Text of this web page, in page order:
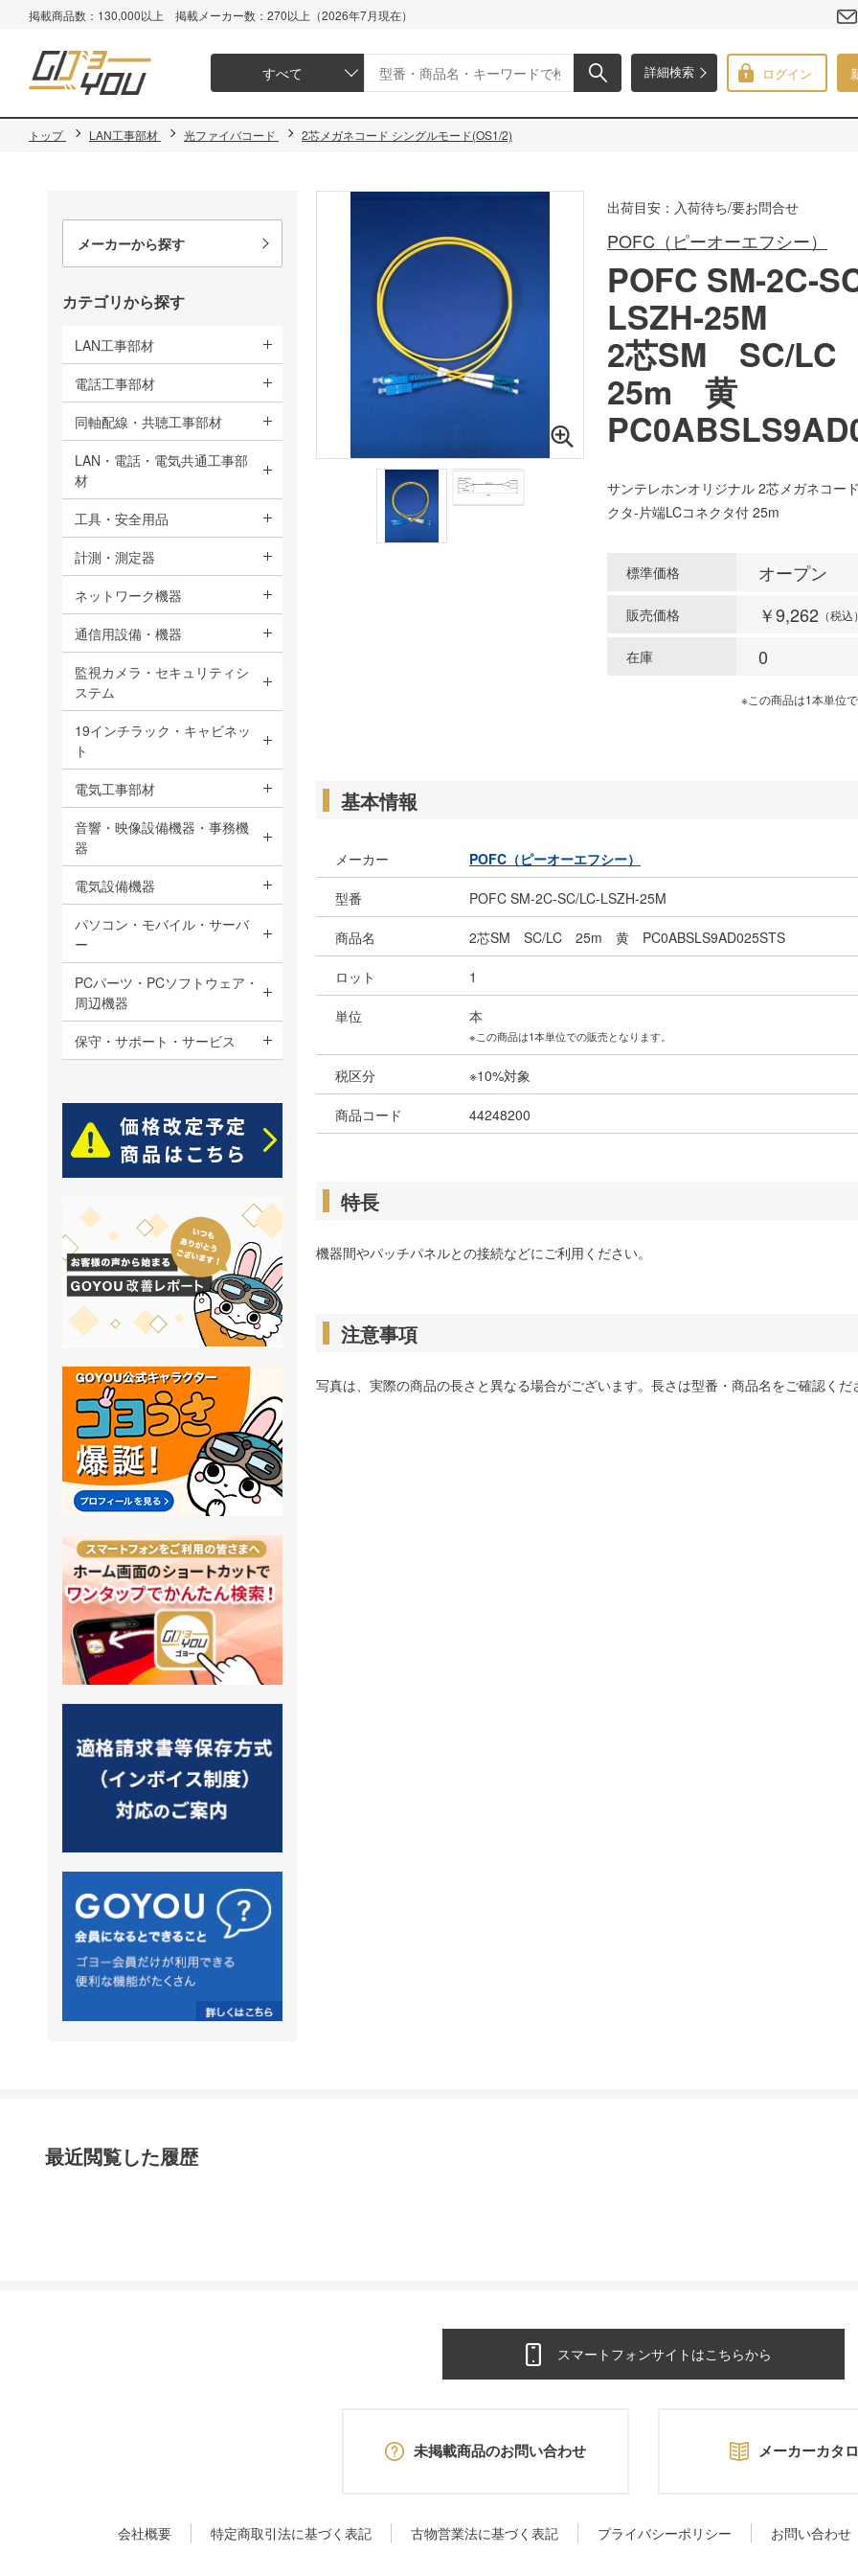
掲載商品数：130,000以上 掲載メーカー数：270以上（2026年7月現在）
詳細検索
すべて ログイン
トップ LAN工事部材 光ファイバコード 2芯メガネコード シングルモード(OS1/2)
出荷目安：入荷待ち/要お問合せ
POFC（ピーオーエフシー）
POFC SM-2C-
LSZH-25M
2芯SM SC/
25m 黄
サンテレホンオリジナル 2芯メガネコー
クタ-片端LCコネクタ付 25m
標準価格 オープン
販売価格 ￥9,262 （税込
在庫 0
※この商品は1本単位
基本情報
メーカー POFC（ピーオーエフシー）
型番 POFC SM-2C-SC/LC-LSZH-25M
商品名 2芯SM SC/LC 25m 黄 PC0ABSLS9AD025STS
ロット 1
単位 本
※この商品は1本単位での販売となります。
税区分 ※10%対象
商品コード 44248200
特長
機器間やパッチパネルとの接続などにご利用ください。
注意事項
写真は、実際の商品の長さと異なる場合がございます。長さは型番・商品名をご確認くだ
メーカーから探す
カテゴリから探す
LAN工事部材
電話工事部材
同軸配線・共聴工事部材
LAN・電話・電気共通工事部
材
工具・安全用品
計測・測定器
ネットワーク機器
通信用設備・機器
監視カメラ・セキュリティシ
ステム
19インチラック・キャビネッ
ト
電気工事部材
音響・映像設備機器・事務機
器
電気設備機器
パソコン・モバイル・サーバ
ー
PCパーツ・PCソフトウェア・
周辺機器
保守・サポート・サービス
最近閲覧した履歴
スマートフォンサイトはこちらから
未掲載商品のお問い合わせ メーカーカタ
会社概要 特定商取引法に基づく表記 古物営業法に基づく表記 プライバシーポリシー お問い合わせ